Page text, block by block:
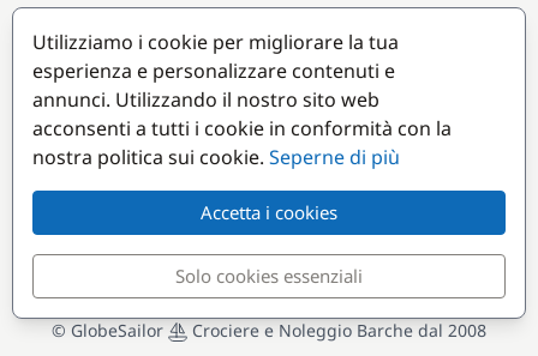
Accesso armatori
Diventare partner
Destinazioni popolari
© GlobeSailor Crociere e Noleggio Barche dal 2008
Utilizziamo i cookie per migliorare la tua
esperienza e personalizzare contenuti e
annunci. Utilizzando il nostro sito web
acconsenti a tutti i cookie in conformità con la
nostra politica sui cookie. Seperne di più
Accetta i cookies
Solo cookies essenziali